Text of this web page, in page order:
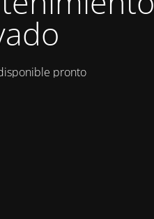
pronto